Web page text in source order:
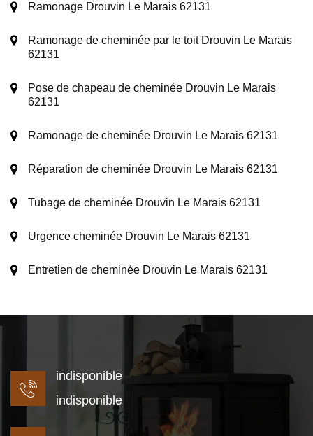
Ramonage Drouvin Le Marais 62131
Ramonage de cheminée par le toit Drouvin Le Marais
62131
Pose de chapeau de cheminée Drouvin Le Marais
62131
Ramonage de cheminée Drouvin Le Marais 62131
Réparation de cheminée Drouvin Le Marais 62131
Tubage de cheminée Drouvin Le Marais 62131
Urgence cheminée Drouvin Le Marais 62131
Entretien de cheminée Drouvin Le Marais 62131
indisponible
indisponible